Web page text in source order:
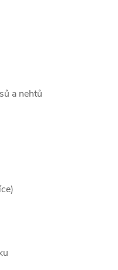
a nehtů